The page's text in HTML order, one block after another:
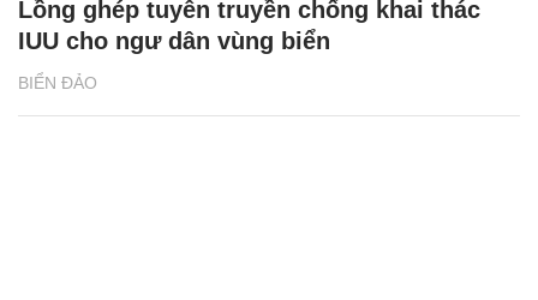
BIỂN ĐẢO
Lồng ghép tuyên truyền chống khai thác
IUU cho ngư dân vùng biển